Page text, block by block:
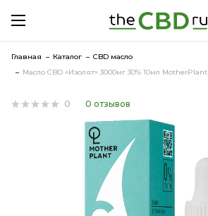
Главная Каталог
CBD масло
Масло CBD «Изолят» 3000мг 30% 10мл MotherPlant
0 0 отзывов